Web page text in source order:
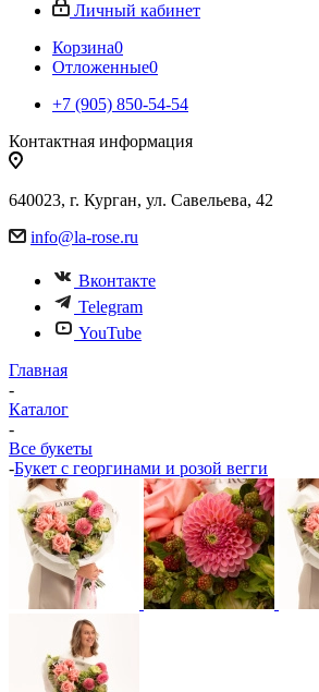
Личный кабинет
Корзина0
Отложенные0
+7 (905) 850-54-54
Контактная информация
640023, г. Курган, ул. Савельева, 42
info@la-rose.ru
Вконтакте
Telegram
YouTube
Главная
-
Каталог
-
Все букеты
-Букет с георгинами и розой вегги